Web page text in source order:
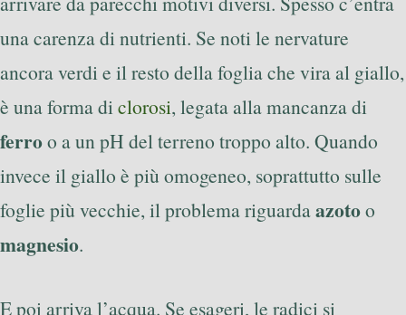
una carenza di nutrienti. Se noti le nervature
ancora verdi e il resto della foglia che vira al giallo,
è una forma diclorosi, legata alla mancanza di
ferroo a un pH del terreno troppo alto. Quando
invece il giallo è più omogeneo, soprattutto sulle
foglie più vecchie, il problema riguardaazotoo
magnesio.
E poi arriva l’acqua. Se esageri, le radici si